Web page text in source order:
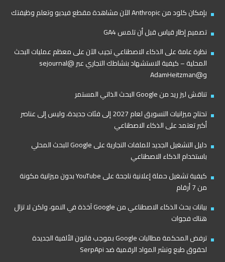
بإمكان كلود من Anthropic الآن مشاهدة مقطع فيديو وتعلم وظيفتك
تصميم إطار قياس قبل أن تلمس GA4
نظرة عامة على الذكاء الاصطناعي تجيب الآن على معظم عمليات البحث
المحلية – كيفية الاستشهاد بنشاطك التجاري عبر @sejournal
و@AdamHeitzman
تناقش ليز ريد من Google البحث الذاتي المستمر
تحتاج ميزانيات التسويق لعام 2027 إلى فئات جديدة، وليس إلى عناصر
أكبر تعتمد على الذكاء الاصطناعي
دليل التشغيل الجديد للملفات التجارية على Google للبحث المحلي
باستخدام الذكاء الاصطناعي
كيفية تشغيل حملة إعلانية ناجحة على YouTube بدون ميزانية مكونة
من 7 أرقام
بيانات بحث الذكاء الاصطناعي من Google آخذة في النمو، ولكن لا تزال
هناك فجوات
ترفض المحكمة مطالبات Google بموجب قانون الألفية الجديدة
لحقوق طبع ونشر المواد الرقمية ضد SerpApi